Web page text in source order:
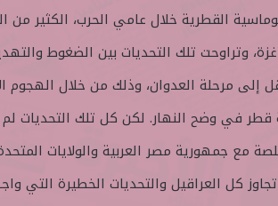
القطرية خلال عامي الحرب، الكثير
وتراوحت تلك التحديات بين الضغوط
إلى مرحلة العدوان، وذلك من خلال
قطر في وضح النهار. لكن كل تلك التحديات
مع جمهورية مصر العربية والولايات
كل العراقيل والتحديات الخطيرة التي